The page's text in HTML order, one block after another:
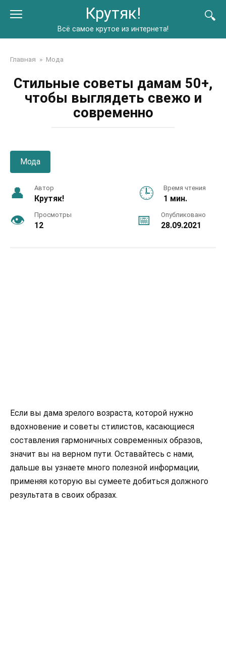
Крутяк!
Всё самое крутое из интернета!
Главная » Мода
Стильные советы дамам 50+,
чтобы выглядеть свежо и
современно
Мода
Автор
Крутяк!
Время чтения
1 мин.
Просмотры
12
Опубликовано
28.09.2021
Если вы дама зрелого возраста, которой нужно
вдохновение и советы стилистов, касающиеся
составления гармоничных современных образов,
значит вы на верном пути. Оставайтесь с нами,
дальше вы узнаете много полезной информации,
применяя которую вы сумеете добиться должного
результата в своих образах.